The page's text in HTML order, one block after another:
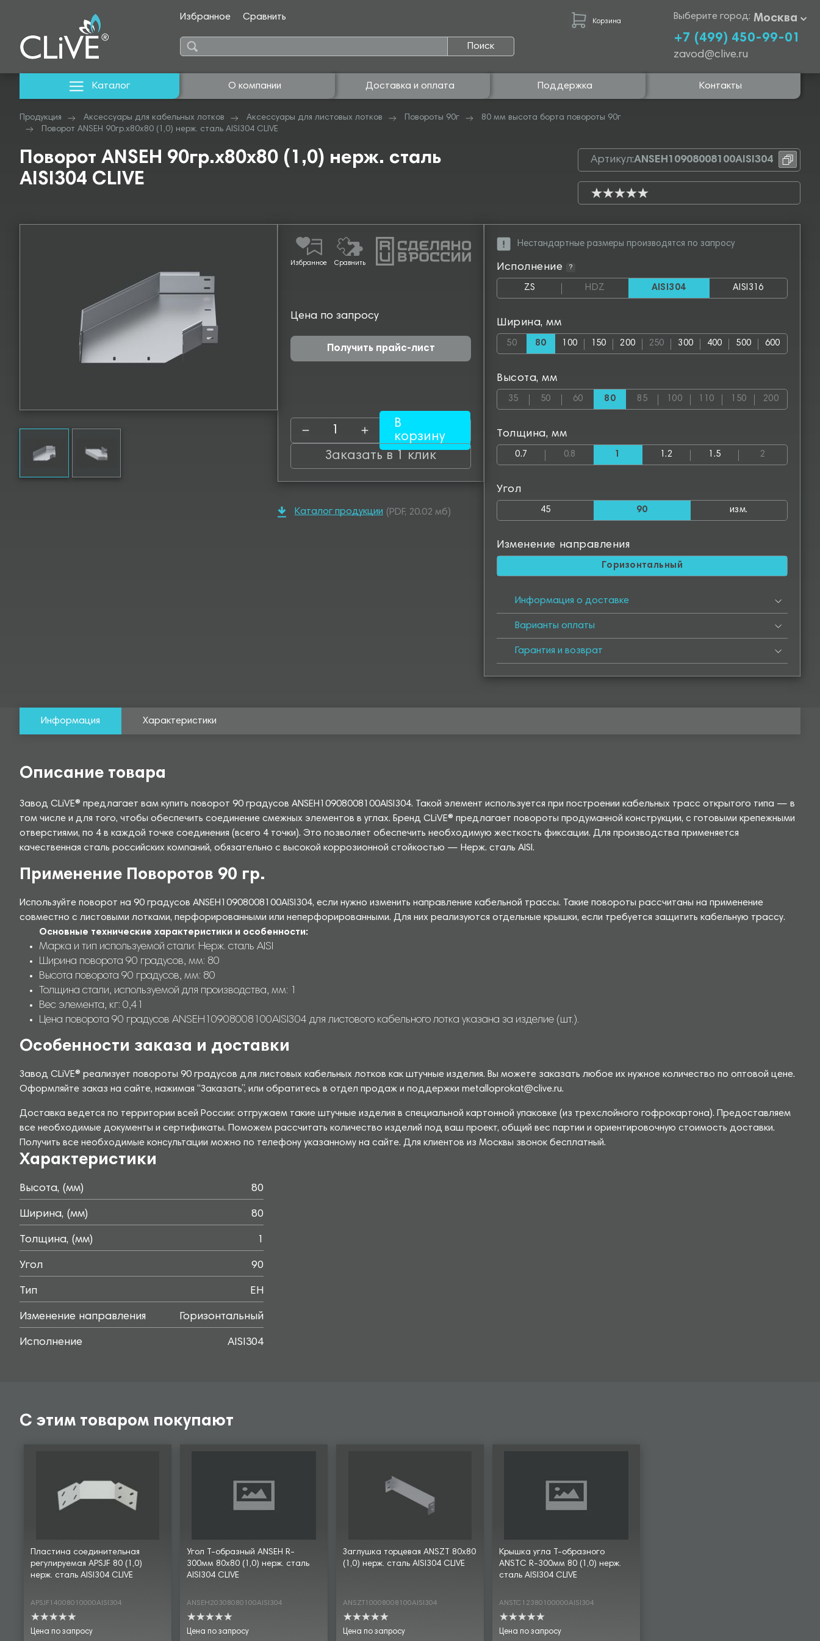
Избранное Сравнить
Поиск
Корзина Выберите город: Москва
+7 (499) 450-99-01
zavod@clive.ru
Каталог О компании Доставка и оплата Поддержка Контакты
Продукция Аксессуары для кабельных лотков Аксессуары для листовых лотков Повороты 90г
80 мм высота борта повороты 90г
Поворот ANSEH 90гр.х80х80 (1,0) нерж. сталь AISI304 CLIVE
Поворот ANSEH 90гр.х80х80 (1,0) нерж. сталь
AISI304 CLIVE
Артикул:ANSEH10908008100AISI304
Избранное Сравнить
Цена по запросу
Получить прайс-лист
В
корзину
Заказать в 1 клик
Каталог продукции (PDF, 20.02 мб)
Нестандартные размеры производятся по запросу
Исполнение ?
ZS HDZ AISI304 AISI316
Ширина, мм
50 80 100 150 200 250 300 400 500 600
Высота, мм
35 50 60 80 85 100 110 150 200
Толщина, мм
0.7 0.8 1 1.2 1.5 2
Угол
45 90 изм.
Изменение направления
Горизонтальный
Информация о доставке
Варианты оплаты
Гарантия и возврат
Информация Характеристики
Описание товара
Завод CLiVE® предлагает вам купить поворот 90 градусов ANSEH10908008100AISI304. Такой элемент используется при построении кабельных трасс открытого типа — в
том числе и для того, чтобы обеспечить соединение смежных элементов в углах. Бренд CLiVE® предлагает повороты продуманной конструкции, с готовыми крепежными
отверстиями, по 4 в каждой точке соединения (всего 4 точки). Это позволяет обеспечить необходимую жесткость фиксации. Для производства применяется
качественная сталь российских компаний, обязательно с высокой коррозионной стойкостью — Нерж. сталь AISI.
Применение Поворотов 90 гр.
Используйте поворот на 90 градусов ANSEH10908008100AISI304, если нужно изменить направление кабельной трассы. Такие повороты рассчитаны на применение
совместно с листовыми лотками, перфорированными или неперфорированными. Для них реализуются отдельные крышки, если требуется защитить кабельную трассу.
Основные технические характеристики и особенности:
Марка и тип используемой стали: Нерж. сталь AISI
Ширина поворота 90 градусов, мм: 80
Высота поворота 90 градусов, мм: 80
Толщина стали, используемой для производства, мм: 1
Вес элемента, кг: 0,41
Цена поворота 90 градусов ANSEH10908008100AISI304 для листового кабельного лотка указана за изделие (шт.).
Особенности заказа и доставки
Завод CLiVE® реализует повороты 90 градусов для листовых кабельных лотков как штучные изделия. Вы можете заказать любое их нужное количество по оптовой цене.
Оформляйте заказ на сайте, нажимая “Заказать”, или обратитесь в отдел продаж и поддержки metalloprokat@clive.ru.
Доставка ведется по территории всей России: отгружаем такие штучные изделия в специальной картонной упаковке (из трехслойного гофрокартона). Предоставляем
все необходимые документы и сертификаты. Поможем рассчитать количество изделий под ваш проект, общий вес партии и ориентировочную стоимость доставки.
Получить все необходимые консультации можно по телефону указанному на сайте. Для клиентов из Москвы звонок бесплатный.
Характеристики
Высота, (мм) 80
Ширина, (мм) 80
Толщина, (мм) 1
Угол 90
Тип EH
Изменение направления Горизонтальный
Исполнение AISI304
С этим товаром покупают
Пластина соединительная
регулируемая APSJF 80 (1,0)
нерж. сталь AISI304 CLIVE
APSJF14008010000AISI304
Цена по запросу
Угол Т-образный ANSEH R-
300мм 80х80 (1,0) нерж. сталь
AISI304 CLIVE
ANSEH20308080100AISI304
Цена по запросу
Заглушка торцевая ANSZT 80х80
(1,0) нерж. сталь AISI304 CLIVE
ANSZT10008008100AISI304
Цена по запросу
Крышка угла Т-образного
ANSTC R-300мм 80 (1,0) нерж.
сталь AISI304 CLIVE
ANSTC12380100000AISI304
Цена по запросу